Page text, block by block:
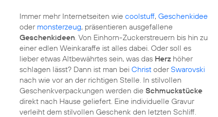
Immer mehr Internetseiten wie coolstuff, Geschenkidee
oder monsterzeug, präsentieren ausgefallene
Geschenkideen . Von Einhorn-Zuckerstreuern bis hin zu
einer edlen Weinkaraffe ist alles dabei. Oder soll es
lieber etwas Altbewährtes sein, was das Herz höher
schlagen lässt? Dann ist man bei Christ oderSwarovski
nach wie vor an der richtigen Stelle. In stilvollen
Geschenkverpackungen werden die Schmuckstücke
direkt nach Hause geliefert. Eine individuelle Gravur
verleiht dem stilvollen Geschenk den letzten Schliff.